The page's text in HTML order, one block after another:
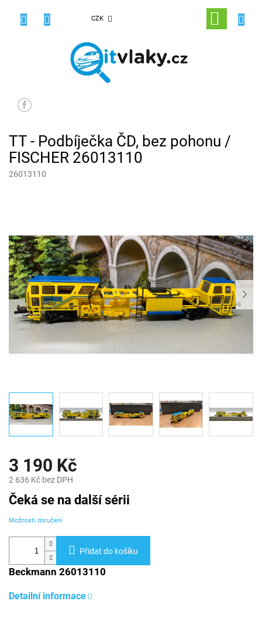
CZK
NÁKUPNÍ
KOŠÍK
TT - Podbíječka ČD, bez pohonu /
FISCHER 26013110
26013110
3 190 Kč
2 636 Kč bez DPH
Měrná
cena:
Čeká se na další sérii
Možnosti doručení
Přidat do košíku
Beckmann 26013110
Detailní informace